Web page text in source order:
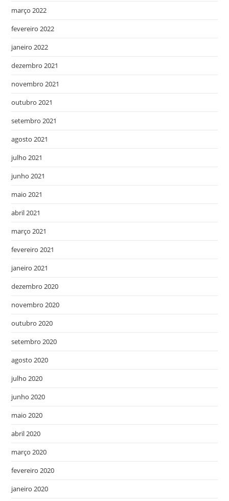
março 2022
fevereiro 2022
janeiro 2022
dezembro 2021
novembro 2021
outubro 2021
setembro 2021
agosto 2021
julho 2021
junho 2021
maio 2021
abril 2021
março 2021
fevereiro 2021
janeiro 2021
dezembro 2020
novembro 2020
outubro 2020
setembro 2020
agosto 2020
julho 2020
junho 2020
maio 2020
abril 2020
março 2020
fevereiro 2020
janeiro 2020